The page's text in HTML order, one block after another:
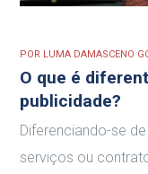
POR LUMA DAMASCENO
O que é
publicidade?
Diferenciando-se
serviços ou